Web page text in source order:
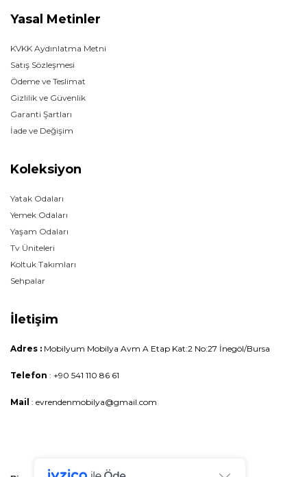
Yasal Metinler
KVKK Aydınlatma Metni
Satış Sözleşmesi
Ödeme ve Teslimat
Gizlilik ve Güvenlik
Garanti Şartları
İade ve Değişim
Koleksiyon
Yatak Odaları
Yemek Odaları
Yaşam Odaları
Tv Üniteleri
Koltuk Takımları
Sehpalar
İletişim
Adres : Mobilyum Mobilya Avm A Etap Kat:2 No:27 İnegöl/Bursa
Telefon : +90 541 110 86 61
Mail : evrendenmobilya@gmail.com